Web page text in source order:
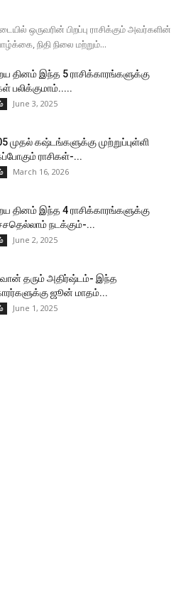
ஒருவரின் பிறப்பு ராசிக்கும் அவர்களின்
நிதி நிலை மற்றும்...
தினம் இந்த 5 ராசிக்காரங்களுக்கு
பலிக்குமாம்.....
June 3, 2025
முதல் கஷ்டங்களுக்கு முற்றுப்புள்ளி
ராசிகள்-...
March 16, 2026
தினம் இந்த 4 ராசிக்காரங்களுக்கு
நடக்கும்-...
June 2, 2025
தரும் அதிர்ஷ்டம்- இந்த
ஜூன் மாதம்...
June 1, 2025